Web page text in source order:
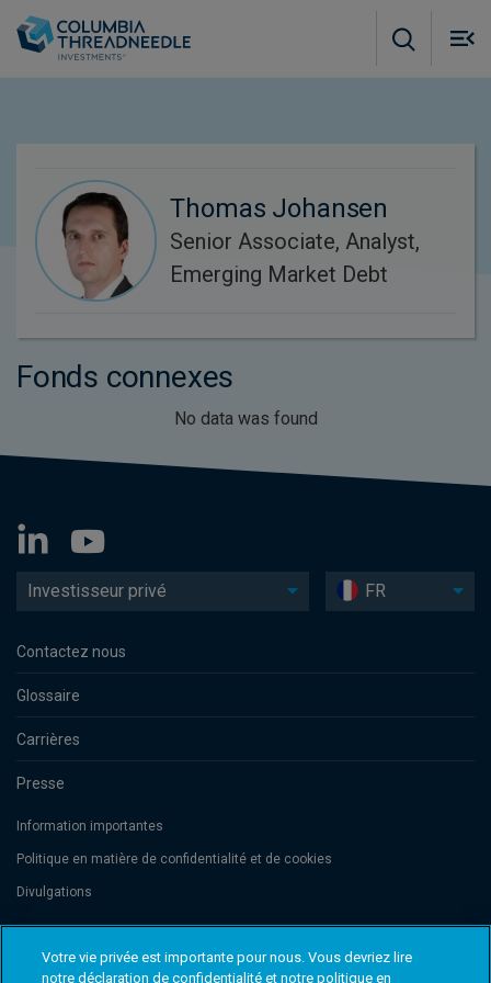
Thomas Johansen
Senior Associate, Analyst,
Emerging Market Debt
Fonds connexes
No data was found
Investisseur privé FR
Contactez nous
Glossaire
Carrières
Presse
Information importantes
Politique en matière de confidentialité et de cookies
Divulgations
Threadneedle Management Luxembourg S.A., registered with the Registre
de Commerce et des Sociétés (Luxembourg), No. B 110242 and/or
Votre vie privée est importante pour nous. Vous devriez lire
notre déclaration de confidentialité et notre politique en